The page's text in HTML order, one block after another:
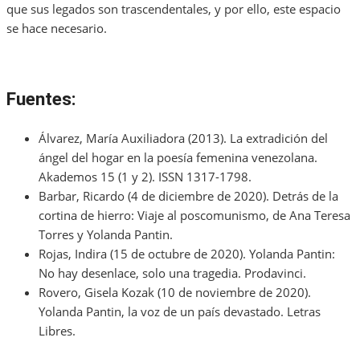
que sus legados son trascendentales, y por ello, este espacio
se hace necesario.
Fuentes:
Álvarez, María Auxiliadora (2013). La extradición del
ángel del hogar en la poesía femenina venezolana.
Akademos 15 (1 y 2). ISSN 1317-1798.
Barbar, Ricardo (4 de diciembre de 2020). Detrás de la
cortina de hierro: Viaje al poscomunismo, de Ana Teresa
Torres y Yolanda Pantin.
Rojas, Indira (15 de octubre de 2020). Yolanda Pantin:
No hay desenlace, solo una tragedia. Prodavinci.
Rovero, Gisela Kozak (10 de noviembre de 2020).
Yolanda Pantin, la voz de un país devastado. Letras
Libres.